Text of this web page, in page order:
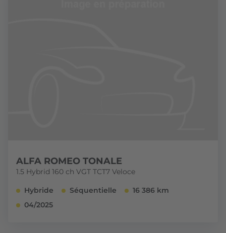
ALFA ROMEO TONALE
1.5 Hybrid 160 ch VGT TCT7 Veloce
Hybride Séquentielle
16 386 km
04/2025